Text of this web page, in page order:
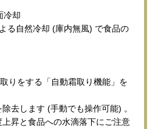
冷却
る自然冷却 (庫内無風) で食品の
りをする「自動霜取り機能」を
去します (手動でも操作可能) 。
昇と食品への水滴落下にご注意